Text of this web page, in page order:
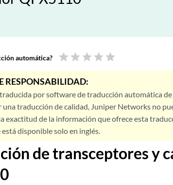
automática? star star star star star
RESPONSABILIDAD:
por software de traducción automática
traducción de calidad, Juniper Networks no
exactitud de la información que ofrece esta
está disponible solo en inglés.
de transceptores y